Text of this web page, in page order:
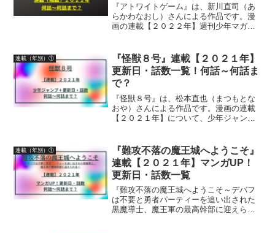
『アトワイトゲーム』は、新川直司（あ
らかわなおし）さんによる作品です。漫
画の連載【２０２２年】週刊少年マガジ
連載（年別）①
『怪獣８号』連載【２０２１年】
更新日・話数一覧！何話～何話ま
で？
『怪獣８号』は、松本直也（まつもとな
おや）さんによる作品です。漫画の連載
【２０２１年】について、少年ジャンプ
連載（年別）①
『難攻不落の魔王城へようこそ』
連載【２０２１年】マンガUP！
更新日・話数一覧
『難攻不落の魔王城へようこそ～デバフ
は不要と勇者パーティーを追い出された
黒魔導士、魔王軍の最高幹部に迎えられ